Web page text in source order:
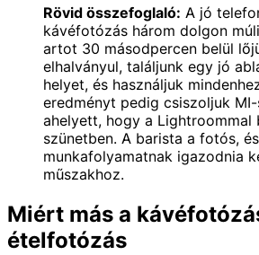
Rövid összefoglaló: A jó
kávéfotózás három dolgon
artot 30 másodpercen belül
elhalványul, találjunk egy jó
helyet, és használjuk
eredményt pedig csiszoljuk
ahelyett, hogy a Lightroommal
szünetben. A barista a fotós,
munkafolyamatnak igazodnia
műszakhoz.
Miért más a
ételfotózás